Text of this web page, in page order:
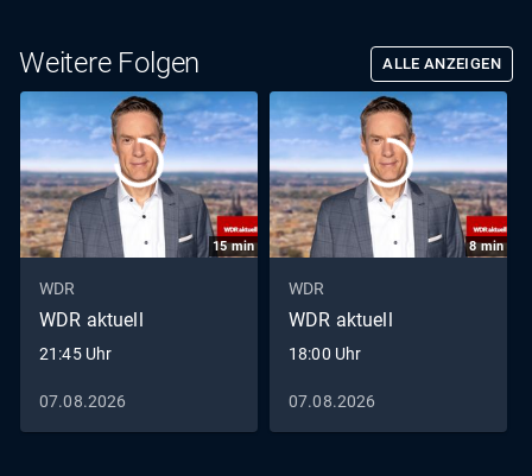
Weitere Folgen ALLE ANZEIGEN
15min
WDR
WDR aktuell
21:45 Uhr
07.08.2026
8min
WDR
WDR aktuell
18:00 Uhr
07.08.2026